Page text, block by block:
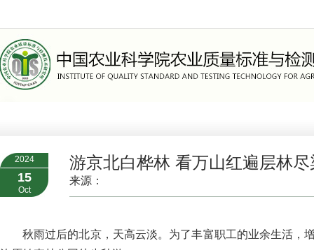
2024
15
Oct
游京北白桦林 看万山红遍层林
来源：
秋雨过后的北京，天高云淡。为了丰富职工的业余生活，